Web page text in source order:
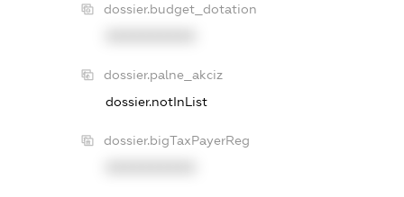
dossier.budget_dotation
dossier.palne_akciz
dossier.notInList
dossier.bigTaxPayerReg